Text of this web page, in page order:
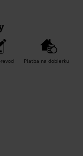
Platba na dobierku